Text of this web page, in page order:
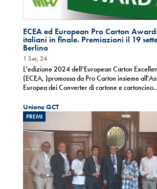
ECEA ed European Pro Carton
italiani in finale. Premiazioni il 19
Berlino
1 Set, 24
L'edizione 2024 dell’European Carton
(ECEA, )promossa da Pro Carton insieme
Europea dei Converter di cartone e
Unione GCT
PREMI